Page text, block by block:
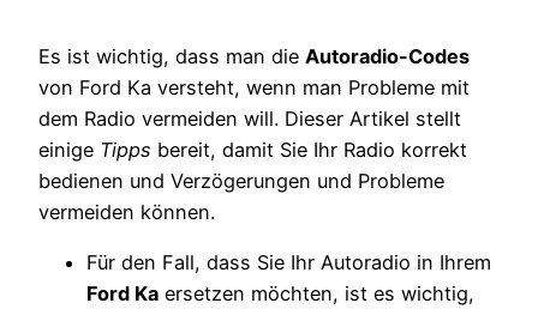
Es ist wichtig, dass man die Autoradio-Codes
von Ford Ka versteht, wenn man Probleme mit
dem Radio vermeiden will. Dieser Artikel stellt
einige Tipps bereit, damit Sie Ihr Radio korrekt
bedienen und Verzögerungen und Probleme
vermeiden können.
Für den Fall, dass Sie Ihr Autoradio in Ihrem
Ford Ka ersetzen möchten, ist es wichtig,